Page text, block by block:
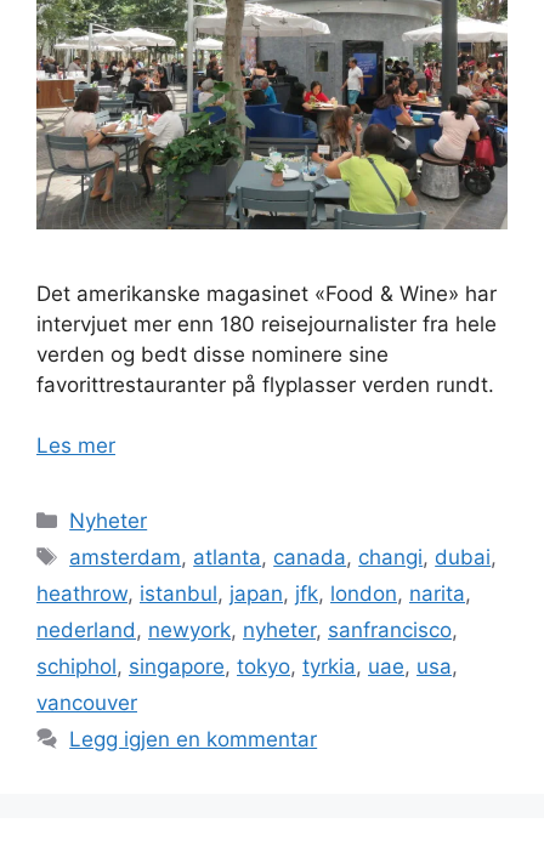
Det amerikanske magasinet «Food & Wine» har
intervjuet mer enn 180 reisejournalister fra hele
verden og bedt disse nominere sine
favorittrestauranter på flyplasser verden rundt.
Les mer
Kategorier
Nyheter
Stikkord
amsterdam, atlanta, canada, changi, dubai,
heathrow, istanbul, japan, jfk, london, narita,
nederland, newyork, nyheter, sanfrancisco,
schiphol, singapore, tokyo, tyrkia, uae, usa,
vancouver
Legg igjen en kommentar